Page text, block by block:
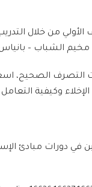
من خلال
الصحيح،
وكيفية
دورات مبادئ